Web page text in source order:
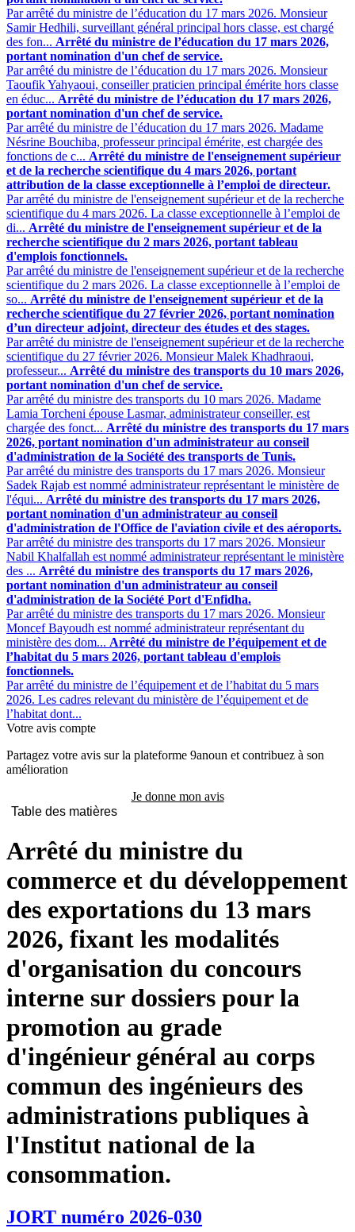
Par arrêté du ministre de l’éducation du 17 mars 2026. Monsieur
Samir Hedhili, surveillant général principal hors classe, est chargé
des fon... Arrêté du ministre de l’éducation du 17 mars 2026,
portant nomination d'un chef de service.
Par arrêté du ministre de l’éducation du 17 mars 2026. Monsieur
Taoufik Yahyaoui, conseiller praticien principal émérite hors classe
en éduc... Arrêté du ministre de l’éducation du 17 mars 2026,
portant nomination d'un chef de service.
Par arrêté du ministre de l’éducation du 17 mars 2026. Madame
Nésrine Bouchiba, professeur principal émérite, est chargée des
fonctions de c... Arrêté du ministre de l'enseignement supérieur
et de la recherche scientifique du 4 mars 2026, portant
attribution de la classe exceptionnelle à l’emploi de directeur.
Par arrêté du ministre de l'enseignement supérieur et de la recherche
scientifique du 4 mars 2026. La classe exceptionnelle à l’emploi de
di... Arrêté du ministre de l'enseignement supérieur et de la
recherche scientifique du 2 mars 2026, portant tableau
d'emplois fonctionnels.
Par arrêté du ministre de l'enseignement supérieur et de la recherche
scientifique du 2 mars 2026. La classe exceptionnelle à l’emploi de
so... Arrêté du ministre de l'enseignement supérieur et de la
recherche scientifique du 27 février 2026, portant nomination
d’un directeur adjoint, directeur des études et des stages.
Par arrêté du ministre de l'enseignement supérieur et de la recherche
scientifique du 27 février 2026. Monsieur Malek Khadhraoui,
professeur... Arrêté du ministre des transports du 10 mars 2026,
portant nomination d'un chef de service.
Par arrêté du ministre des transports du 10 mars 2026. Madame
Lamia Torcheni épouse Lasmar, administrateur conseiller, est
chargée des fonct... Arrêté du ministre des transports du 17 mars
2026, portant nomination d'un administrateur au conseil
d'administration de la Société des transports de Tunis.
Par arrêté du ministre des transports du 17 mars 2026. Monsieur
Sadek Rajab est nommé administrateur représentant le ministère de
l'équi... Arrêté du ministre des transports du 17 mars 2026,
portant nomination d'un administrateur au conseil
d'administration de l'Office de l'aviation civile et des aéroports.
Par arrêté du ministre des transports du 17 mars 2026. Monsieur
Nabil Khalfallah est nommé administrateur représentant le ministère
des ... Arrêté du ministre des transports du 17 mars 2026,
portant nomination d'un administrateur au conseil
d'administration de la Société Port d'Enfidha.
Par arrêté du ministre des transports du 17 mars 2026. Monsieur
Moncef Bayoudh est nommé administrateur représentant du
ministère des dom... Arrêté du ministre de l’équipement et de
l’habitat du 5 mars 2026, portant tableau d'emplois
fonctionnels.
Par arrêté du ministre de l’équipement et de l’habitat du 5 mars
2026. Les cadres relevant du ministère de l’équipement et de
l’habitat dont...
Votre avis compte
Partagez votre avis sur la plateforme 9anoun et contribuez à son
amélioration
Je donne mon avis
Table des matières
Arrêté du ministre du
commerce et du développement
des exportations du 13 mars
2026, fixant les modalités
d'organisation du concours
interne sur dossiers pour la
promotion au grade
d'ingénieur général au corps
commun des ingénieurs des
administrations publiques à
l'Institut national de la
consommation.
JORT numéro 2026-030